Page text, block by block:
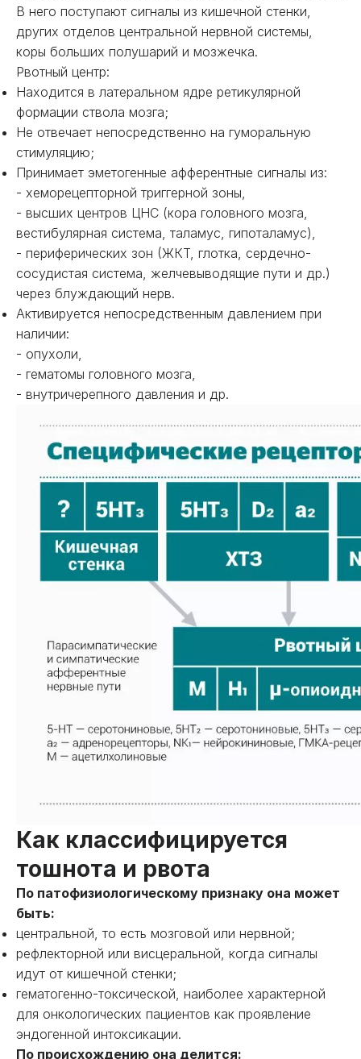
В него поступают сигналы из кишечной стенки,
других отделов центральной нервной системы,
коры больших полушарий и мозжечка.
Рвотный центр:
Находится в латеральном ядре ретикулярной
формации ствола мозга;
Не отвечает непосредственно на гуморальную
стимуляцию;
Принимает эметогенные афферентные сигналы из:
- хеморецепторной триггерной зоны,
- высших центров ЦНС (кора головного мозга,
вестибулярная система, таламус, гипоталамус),
- периферических зон (ЖКТ, глотка, сердечно-
сосудистая система, желчевыводящие пути и др.)
через блуждающий нерв.
Активируется непосредственным давлением при
наличии:
- опухоли,
- гематомы головного мозга,
- внутричерепного давления и др.
Как классифицируется
тошнота и рвота
По патофизиологическому признаку она может
быть:
центральной, то есть мозговой или нервной;
рефлекторной или висцеральной, когда сигналы
идут от кишечной стенки;
гематогенно-токсической, наиболее характерной
для онкологических пациентов как проявление
эндогенной интоксикации.
По происхождению она делится: